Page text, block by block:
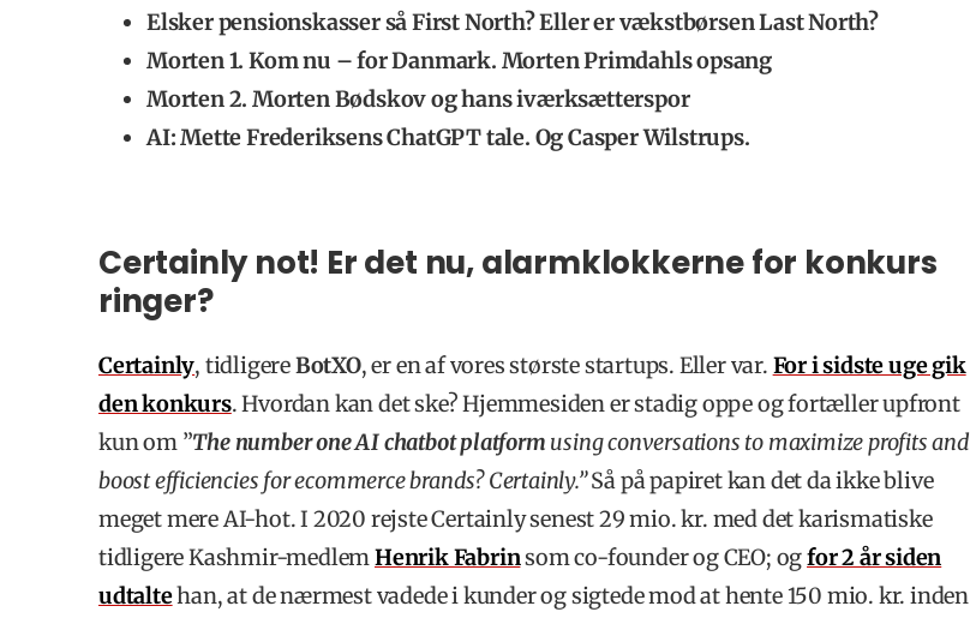
Elsker pensionskasser så First North? Eller er vækstbørsen Last North?
Morten 1. Kom nu – for Danmark. Morten Primdahls opsang
Morten 2. Morten Bødskov og hans iværksætterspor
AI: Mette Frederiksens ChatGPT tale. Og Casper Wilstrups.
Certainly not! Er det nu, alarmklokkerne for konkurs
ringer?
Certainly, tidligereBotXO, er en af vores største startups. Eller var. For i sidste uge gik
den konkurs. Hvordan kan det ske?Hjemmesiden er stadig oppe og fortæller upfront
kun om ”The number one AI chatbot platform using conversations to maximize profits and
boost efficiencies for ecommerce brands?Certainly.”Så på papiret kan det da ikke blive
meget mere AI-hot. I 2020 rejste Certainly senest 29 mio. kr. med det karismatiske
tidligere Kashmir-medlemHenrik Fabrinsom co-founder og CEO; ogfor 2 år siden
udtaltehan, at de nærmest vadede i kunder og sigtede mod at hente 150 mio. kr. inden